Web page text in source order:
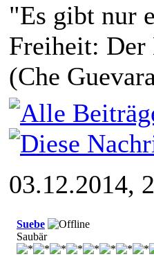
"Es gibt nur
Freiheit: Der
(Che
03.12.2014,
Suebe
Saubär